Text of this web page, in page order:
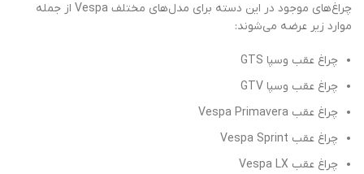
چراغ‌های موجود در این دسته برای مدل‌های مختلف Vespa از جمله
موارد زیر عرضه می‌شوند:
چراغ عقب وسپا GTS
چراغ عقب وسپا GTV
چراغ عقب Vespa Primavera
چراغ عقب Vespa Sprint
چراغ عقب Vespa LX